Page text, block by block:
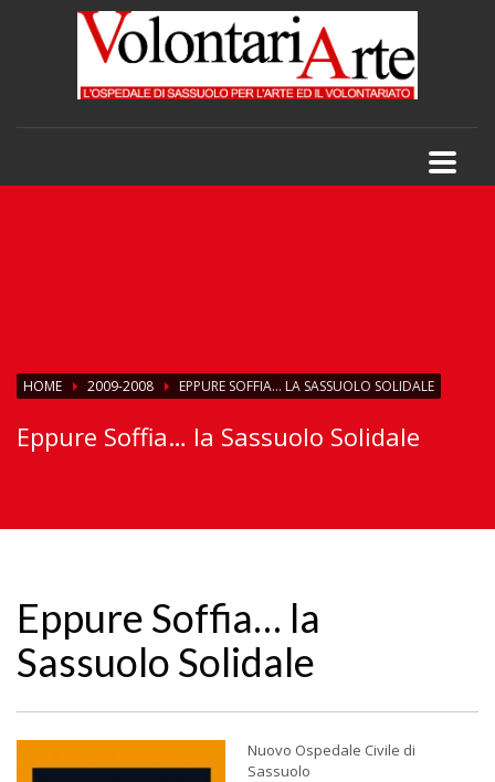
HOME 2009-2008 EPPURE SOFFIA… LA SASSUOLO SOLIDALE
Eppure Soffia… la Sassuolo Solidale
Eppure Soffia… la
Sassuolo Solidale
Nuovo Ospedale Civile di
Sassuolo